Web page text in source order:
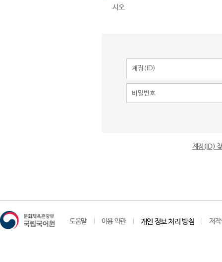
시오.
계정(ID)
도움말 이용 약관 개인 정보 처리 방침 저